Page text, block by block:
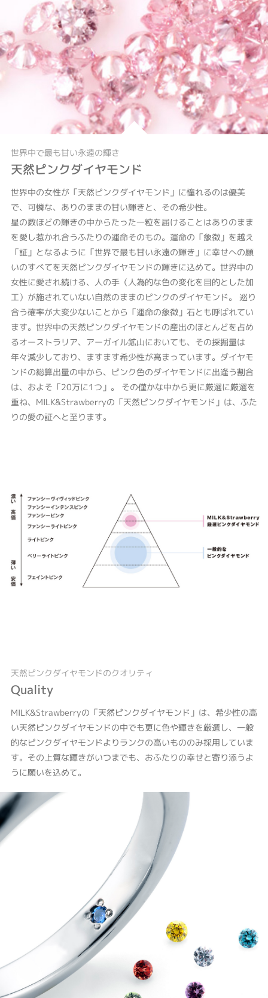
世界中で最も甘い永遠の輝き
天然ピンクダイヤモンド
世界中の女性が「天然ピンクダイヤモンド」に憧れるのは優美
で、可憐な、ありのままの甘い輝きと、その希少性。
星の数ほどの輝きの中からたった一粒を届けることはありのまま
を愛し惹かれ合うふたりの運命そのもの。運命の「象徴」を越え
「証」となるように「世界で最も甘い永遠の輝き」に幸せへの願
いのすべてを天然ピンクダイヤモンドの輝きに込めて。世界中の
女性に愛され続ける、人の手（人為的な色の変化を目的とした加
工）が施されていない自然のままのピンクのダイヤモンド。 巡り
合う確率が大変少ないことから「運命の象徴」石とも呼ばれてい
ます。世界中の天然ピンクダイヤモンドの産出のほとんどを占め
るオーストラリア、アーガイル鉱山においても、その採掘量は
年々減少しており、ますます希少性が高まっています。ダイヤモ
ンドの総算出量の中から、ピンク色のダイヤモンドに出逢う割合
は、およそ「20万に1つ」。 その僅かな中から更に厳選に厳選を
重ね、MILK&Strawberryの「天然ピンクダイヤモンド」は、ふた
りの愛の証へと至ります。
天然ピンクダイヤモンドのクオリティ
Quality
MILK&Strawberryの「天然ピンクダイヤモンド」は、希少性の高
い天然ピンクダイヤモンドの中でも更に色や輝きを厳選し、一般
的なピンクダイヤモンドよりランクの高いもののみ採用していま
す。その上質な輝きがいつまでも、おふたりの幸せと寄り添うよ
うに願いを込めて。